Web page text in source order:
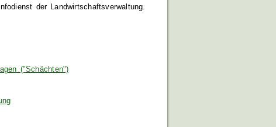
der Landwirtschaftsverwaltung.
("Schächten")